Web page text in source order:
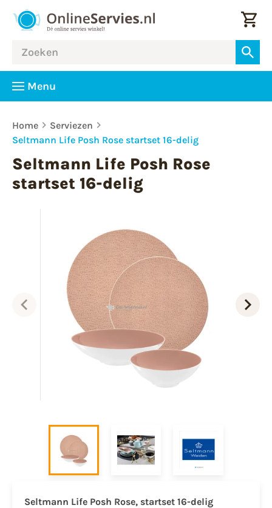
Menu
Home
Serviezen
Seltmann Life Posh Rose startset 16-delig
Seltmann Life Posh Rose
startset 16-delig
Seltmann Life Posh Rose, startset 16-delig